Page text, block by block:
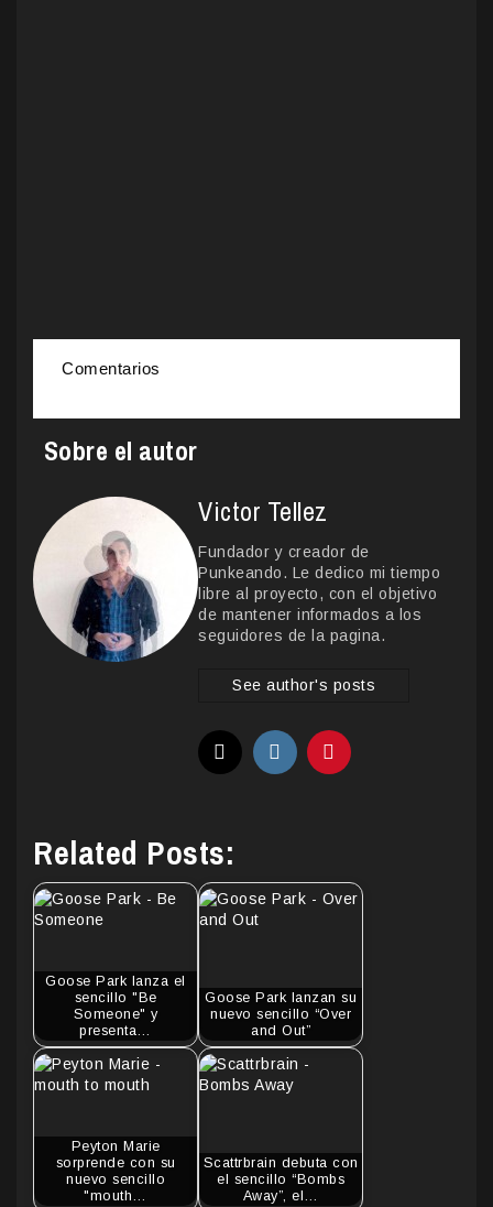
Comentarios
Sobre el autor
Victor Tellez
Fundador y creador de
Punkeando. Le dedico mi tiempo
libre al proyecto, con el objetivo
de mantener informados a los
seguidores de la pagina.
See author's posts
Related Posts:
Goose Park lanza el
sencillo "Be
Someone" y
presenta…
Goose Park lanzan su
nuevo sencillo “Over
and Out”
Peyton Marie
sorprende con su
nuevo sencillo
"mouth…
Scattrbrain debuta con
el sencillo “Bombs
Away”, el…